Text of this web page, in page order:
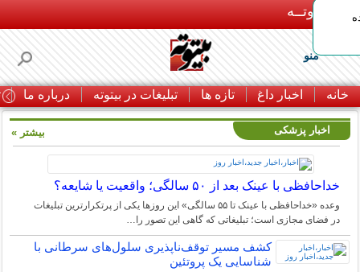
بـیتوتــه
منو
خانه اخبار داغ تازه ها تبلیغات در بیتوته درباره ما
اخبار پزشکی
خداحافظی با عینک بعد از ۵۰ سالگی؛ واقعیت یا شایعه؟
وعده «خداحافظی با عینک تا ۵۵ سالگی» این روزها یکی از پرتکرارترین تبلیغات
در فضای مجازی است؛ تبلیغاتی که گاهی این تصور را…
کشف مسیر توقف‌ناپذیری سلول‌های سرطانی با
شناسایی یک پروتئین
بیشتر »